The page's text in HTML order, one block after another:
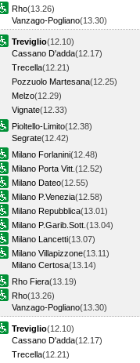
Rho(13.26)
Vanzago-Pogliano(13.30)
Treviglio(12.10)
Cassano D'adda(12.17)
Trecella(12.21)
Pozzuolo Martesana(12.25)
Melzo(12.29)
Vignate(12.33)
Pioltello-Limito(12.38)
Segrate(12.42)
Milano Forlanini(12.48)
Milano Porta Vitt. (12.52)
Milano Dateo(12.55)
Milano P.Venezia(12.58)
Milano Repubblica(13.01)
Milano P.Garib.Sott. (13.04)
Milano Lancetti(13.07)
Milano Villapizzone(13.11)
Milano Certosa(13.14)
Rho Fiera(13.19)
Rho(13.26)
Vanzago-Pogliano(13.30)
Treviglio(12.10)
Cassano D'adda(12.17)
Trecella(12.21)